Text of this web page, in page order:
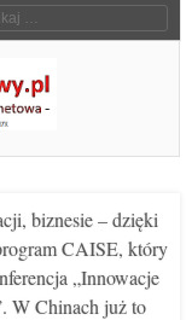
biznesie – dzięki
CAISE, który
„Innowacje
W Chinach już to